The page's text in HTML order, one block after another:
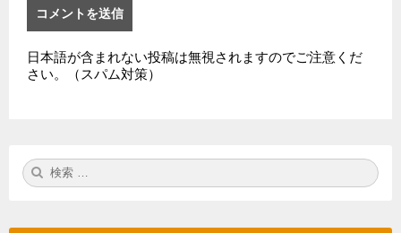
日本語が含まれない投稿は無視されますのでご注意くだ
さい。（スパム対策）
検
索: